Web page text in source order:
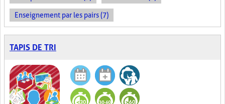
Enseignement par les pairs (7)
TAPIS DE TRI